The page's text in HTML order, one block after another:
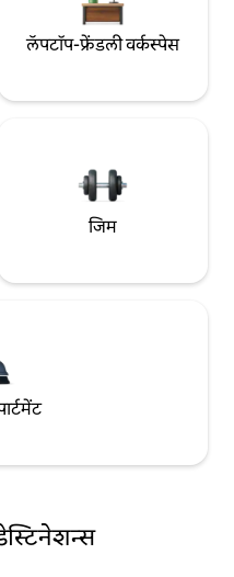
लॅपटॉप-फ्रेंडली वर्कस्पेस
जिम